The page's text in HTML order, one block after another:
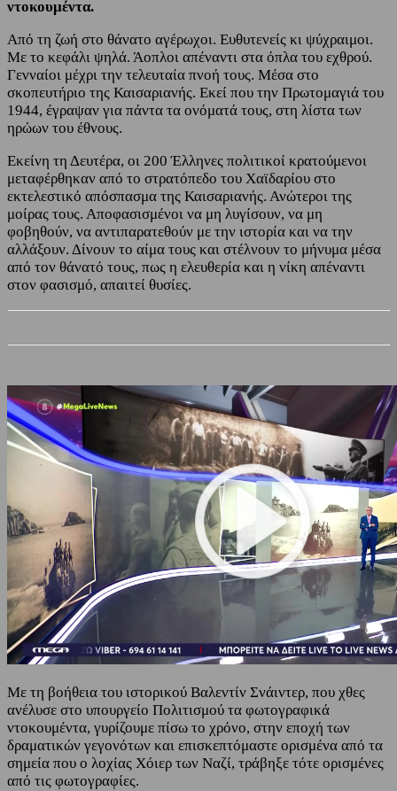
ντοκουμέντα.
Από τη ζωή στο θάνατο αγέρωχοι. Ευθυτενείς κι ψύχραιμοι.
Με το κεφάλι ψηλά. Άοπλοι απέναντι στα όπλα του εχθρού.
Γενναίοι μέχρι την τελευταία πνοή τους. Μέσα στο
σκοπευτήριο της Καισαριανής. Εκεί που την Πρωτομαγιά του
1944, έγραψαν για πάντα τα ονόματά τους, στη λίστα των
ηρώων του έθνους.
Εκείνη τη Δευτέρα, οι 200 Έλληνες πολιτικοί κρατούμενοι
μεταφέρθηκαν από το στρατόπεδο του Χαϊδαρίου στο
εκτελεστικό απόσπασμα της Καισαριανής. Ανώτεροι της
μοίρας τους. Αποφασισμένοι να μη λυγίσουν, να μη
φοβηθούν, να αντιπαρατεθούν με την ιστορία και να την
αλλάξουν. Δίνουν το αίμα τους και στέλνουν το μήνυμα μέσα
από τον θάνατό τους, πως η ελευθερία και η νίκη απέναντι
στον φασισμό, απαιτεί θυσίες.
Με τη βοήθεια του ιστορικού Βαλεντίν Σνάιντερ, που χθες
ανέλυσε στο υπουργείο Πολιτισμού τα φωτογραφικά
ντοκουμέντα, γυρίζουμε πίσω το χρόνο, στην εποχή των
δραματικών γεγονότων και επισκεπτόμαστε ορισμένα από τα
σημεία που ο λοχίας Χόιερ των Ναζί, τράβηξε τότε ορισμένες
από τις φωτογραφίες.